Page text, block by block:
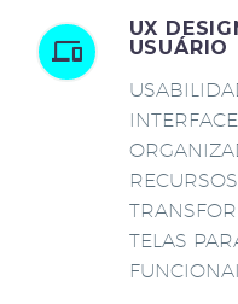
UX
USUÁRIO
TELAS